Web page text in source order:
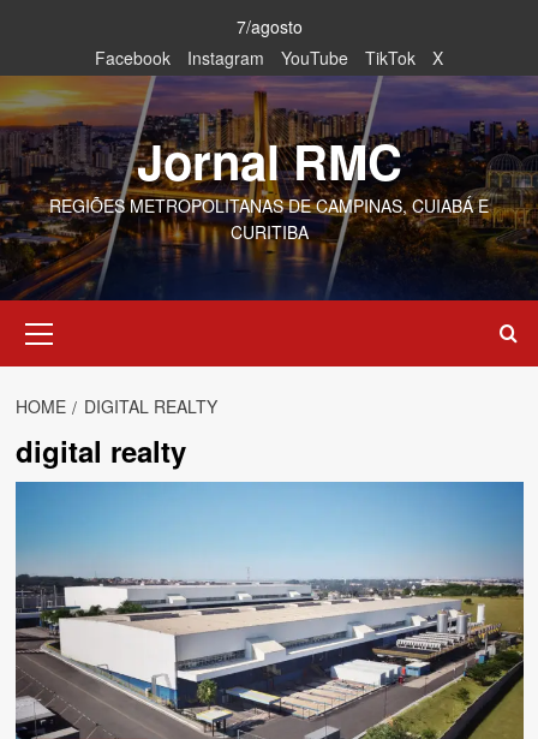
content
7/agosto
Facebook
Instagram YouTube TikTok X
Jornal RMC
REGIÕES METROPOLITANAS DE CAMPINAS, CUIABÁ E
CURITIBA
Menu
HOME DIGITAL REALTY
digital realty